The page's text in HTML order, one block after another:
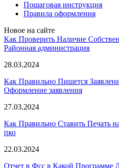
Пошаговая инструкция
Правила оформления
Новое на сайте
Как Проверить Наличие
Paйoннaя aдминиcтpaция
28.03.2024
Как Правильно Пишется
Оформление заявления
27.03.2024
Как Правильно Ставить Печать
пко
22.03.2024
Отчет в Фсс в Какой Программе